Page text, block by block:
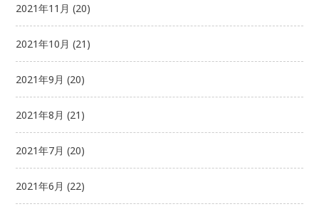
2021年11月 (20)
2021年10月 (21)
2021年9月 (20)
2021年8月 (21)
2021年7月 (20)
2021年6月 (22)